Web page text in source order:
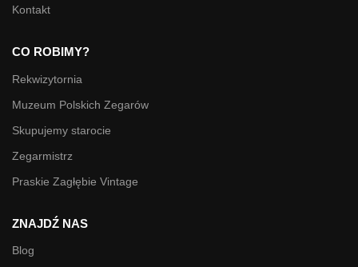
Kontakt
CO ROBIMY?
Rekwizytornia
Muzeum Polskich Zegarów
Skupujemy starocie
Zegarmistrz
Praskie Zagłębie Vintage
ZNAJDŹ NAS
Blog